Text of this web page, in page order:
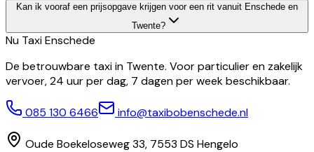
Kan ik vooraf een prijsopgave krijgen voor een rit vanuit Enschede en
Twente?
Nu TaxiEnschede
De betrouwbare taxi in Twente. Voor particulier en zakelijk
vervoer, 24 uur per dag, 7 dagen per week beschikbaar.
085 130 6466 info@taxibobenschede.nl
Oude Boekeloseweg 33, 7553 DS Hengelo